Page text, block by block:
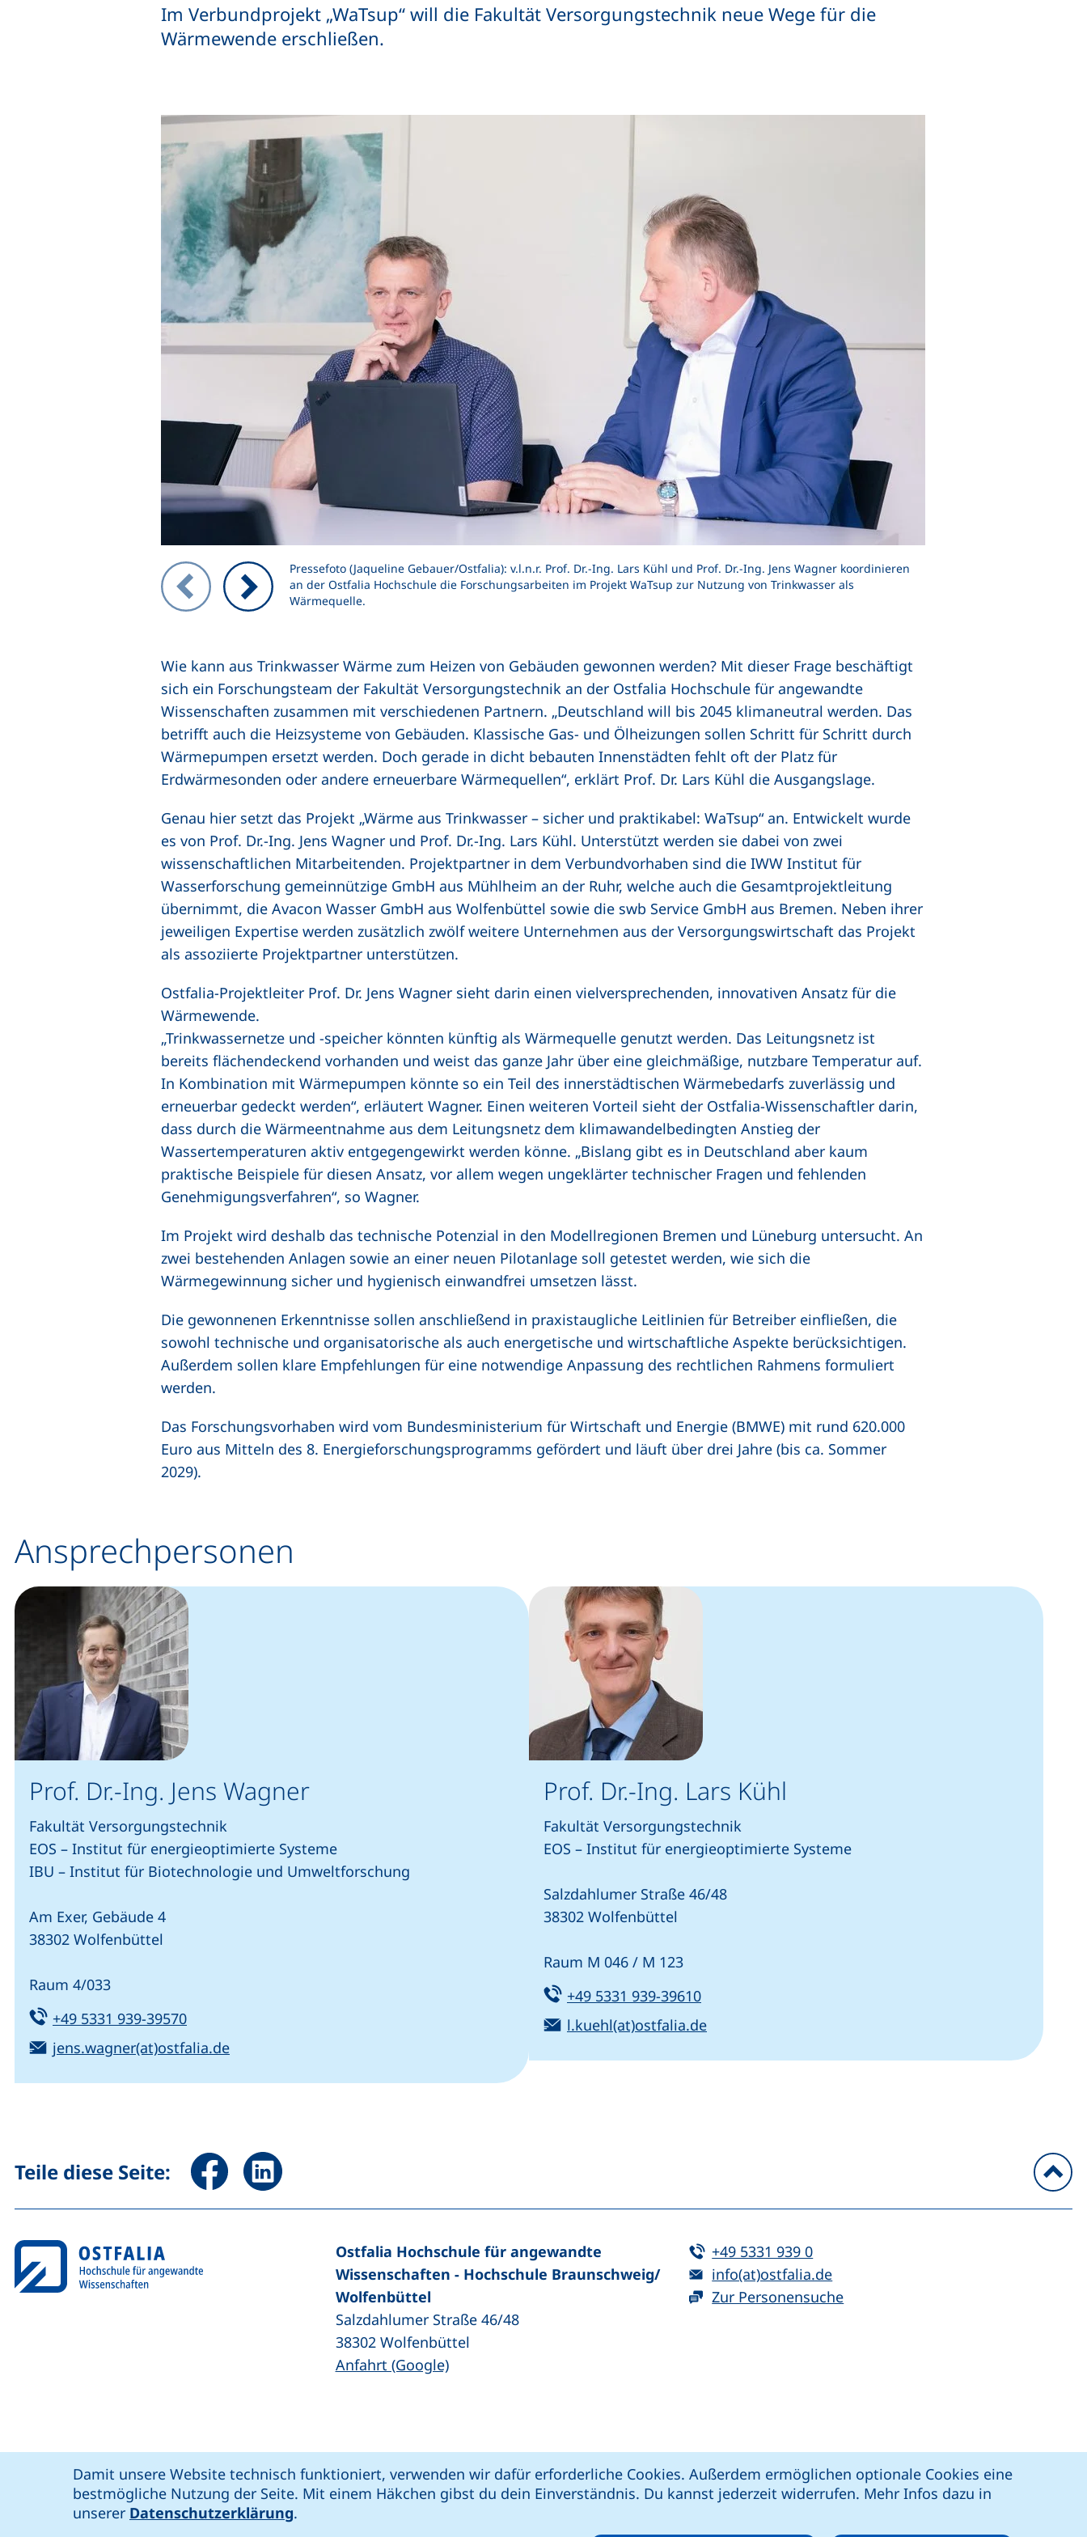
Damit unsere Website technisch funktioniert, verwenden wir dafür erforderliche Cookies. Außerdem ermöglichen optionale Cookies eine
bestmögliche Nutzung der Seite. Mit einem Häkchen gibst du dein Einverständnis. Du kannst jederzeit widerrufen. Mehr Infos dazu in
unserer Datenschutzerklärung.
Im Verbundprojekt „WaTsup“ will die Fakultät Versorgungstechnik neue Wege für die
Wärmewende erschließen.
Pressefoto (Jaqueline Gebauer/Ostfalia): v.l.n.r. Prof. Dr.-Ing. Lars Kühl und Prof. Dr.-Ing. Jens Wagner koordinieren
an der Ostfalia Hochschule die Forschungsarbeiten im Projekt WaTsup zur Nutzung von Trinkwasser als
Wärmequelle.
Zeigt Folie 1 von 2
Wie kann aus Trinkwasser Wärme zum Heizen von Gebäuden gewonnen werden? Mit dieser Frage beschäftigt
sich ein Forschungsteam der Fakultät Versorgungstechnik an der Ostfalia Hochschule für angewandte
Wissenschaften zusammen mit verschiedenen Partnern. „Deutschland will bis 2045 klimaneutral werden. Das
betrifft auch die Heizsysteme von Gebäuden. Klassische Gas- und Ölheizungen sollen Schritt für Schritt durch
Wärmepumpen ersetzt werden. Doch gerade in dicht bebauten Innenstädten fehlt oft der Platz für
Erdwärmesonden oder andere erneuerbare Wärmequellen“, erklärt Prof. Dr. Lars Kühl die Ausgangslage.
Genau hier setzt das Projekt „Wärme aus Trinkwasser – sicher und praktikabel: WaTsup“ an. Entwickelt wurde
es von Prof. Dr.-Ing. Jens Wagner und Prof. Dr.-Ing. Lars Kühl. Unterstützt werden sie dabei von zwei
wissenschaftlichen Mitarbeitenden. Projektpartner in dem Verbundvorhaben sind die IWW Institut für
Wasserforschung gemeinnützige GmbH aus Mühlheim an der Ruhr, welche auch die Gesamtprojektleitung
übernimmt, die Avacon Wasser GmbH aus Wolfenbüttel sowie die swb Service GmbH aus Bremen. Neben ihrer
jeweiligen Expertise werden zusätzlich zwölf weitere Unternehmen aus der Versorgungswirtschaft das Projekt
als assoziierte Projektpartner unterstützen.
Ostfalia-Projektleiter Prof. Dr. Jens Wagner sieht darin einen vielversprechenden, innovativen Ansatz für die
Wärmewende.
„Trinkwassernetze und ‑speicher könnten künftig als Wärmequelle genutzt werden. Das Leitungsnetz ist
bereits flächendeckend vorhanden und weist das ganze Jahr über eine gleichmäßige, nutzbare Temperatur auf.
In Kombination mit Wärmepumpen könnte so ein Teil des innerstädtischen Wärmebedarfs zuverlässig und
erneuerbar gedeckt werden“, erläutert Wagner. Einen weiteren Vorteil sieht der Ostfalia-Wissenschaftler darin,
dass durch die Wärmeentnahme aus dem Leitungsnetz dem klimawandelbedingten Anstieg der
Wassertemperaturen aktiv entgegengewirkt werden könne. „Bislang gibt es in Deutschland aber kaum
praktische Beispiele für diesen Ansatz, vor allem wegen ungeklärter technischer Fragen und fehlenden
Genehmigungsverfahren“, so Wagner.
Im Projekt wird deshalb das technische Potenzial in den Modellregionen Bremen und Lüneburg untersucht. An
zwei bestehenden Anlagen sowie an einer neuen Pilotanlage soll getestet werden, wie sich die
Wärmegewinnung sicher und hygienisch einwandfrei umsetzen lässt.
Die gewonnenen Erkenntnisse sollen anschließend in praxistaugliche Leitlinien für Betreiber einfließen, die
sowohl technische und organisatorische als auch energetische und wirtschaftliche Aspekte berücksichtigen.
Außerdem sollen klare Empfehlungen für eine notwendige Anpassung des rechtlichen Rahmens formuliert
werden.
Das Forschungsvorhaben wird vom Bundesministerium für Wirtschaft und Energie (BMWE) mit rund 620.000
Euro aus Mitteln des 8. Energieforschungsprogramms gefördert und läuft über drei Jahre (bis ca. Sommer
2029).
Ansprechpersonen
Prof. Dr.-Ing. Jens Wagner
Fakultät Versorgungstechnik
EOS – Institut für energieoptimierte Systeme
IBU – Institut für Biotechnologie und Umweltforschung
Am Exer, Gebäude 4
38302 Wolfenbüttel
Raum 4/033
Tel:
+49 5331 939-39570(startet einen Telefonanruf, wenn Ihr Gerät dies zulässt)
E-Mail:
jens.wagner(at)ostfalia.de(öffnet Ihr E-Mail-Programm)
Prof. Dr.-Ing. Lars Kühl
Fakultät Versorgungstechnik
EOS – Institut für energieoptimierte Systeme
Salzdahlumer Straße 46/48
38302 Wolfenbüttel
Raum M 046 / M 123
Tel:
+49 5331 939-39610(startet einen Telefonanruf, wenn Ihr Gerät dies zulässt)
E-Mail:
l.kuehl(at)ostfalia.de(öffnet Ihr E-Mail-Programm)
Teile diese Seite: Seite über Facebook teilen (externer Link, öffnet neues Fenster)
Seite über LinkedIn teilen (externer Link, öffnet neues Fenster)
Ostfalia @: soziale Medien
unsere Facebook-Seite (externer Link, öffnet neues Fenster)
unsere LinkedIn-Seite (externer Link, öffnet neues Fenster)
unsere Instagram-Seite (externer Link, öffnet neues Fenster)
unsere YouTube-Seite (externer Link, öffnet neues Fenster)
Ostfalia Hochschule für angewandte
Wissenschaften - Hochschule Braunschweig/​
Wolfenbüttel
Salzdahlumer Straße 46/48
38302 Wolfenbüttel
Anfahrt (Google)(externer Link, öffnet neues Fenster)
Tel:
+49 5331 939 0(startet einen Telefonanruf, wenn Ihr
E-Mail:
info(at)ostfalia.de(öffnet Ihr E-Mail-Programm)
Zur Personensuche
Barriere melden